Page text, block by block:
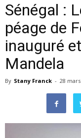
Sénégal :
péage de
inauguré
Mandela
By Stany Franck - 28